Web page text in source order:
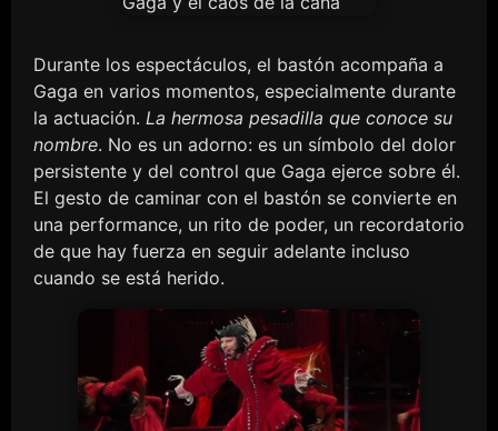
Durante los espectáculos, el bastón acompaña a
Gaga en varios momentos, especialmente durante
la actuación. La hermosa pesadilla que conoce su
nombre. No es un adorno: es un símbolo del dolor
persistente y del control que Gaga ejerce sobre él.
El gesto de caminar con el bastón se convierte en
una performance, un rito de poder, un recordatorio
de que hay fuerza en seguir adelante incluso
cuando se está herido.